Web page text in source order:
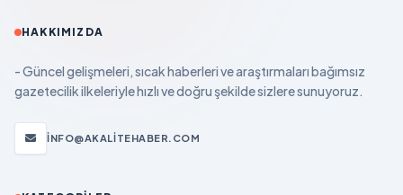
HAKKIMIZDA
- Güncel gelişmeleri, sıcak haberleri ve araştırmaları bağımsız
gazetecilik ilkeleriyle hızlı ve doğru şekilde sizlere sunuyoruz.
INFO@AKALITEHABER.COM